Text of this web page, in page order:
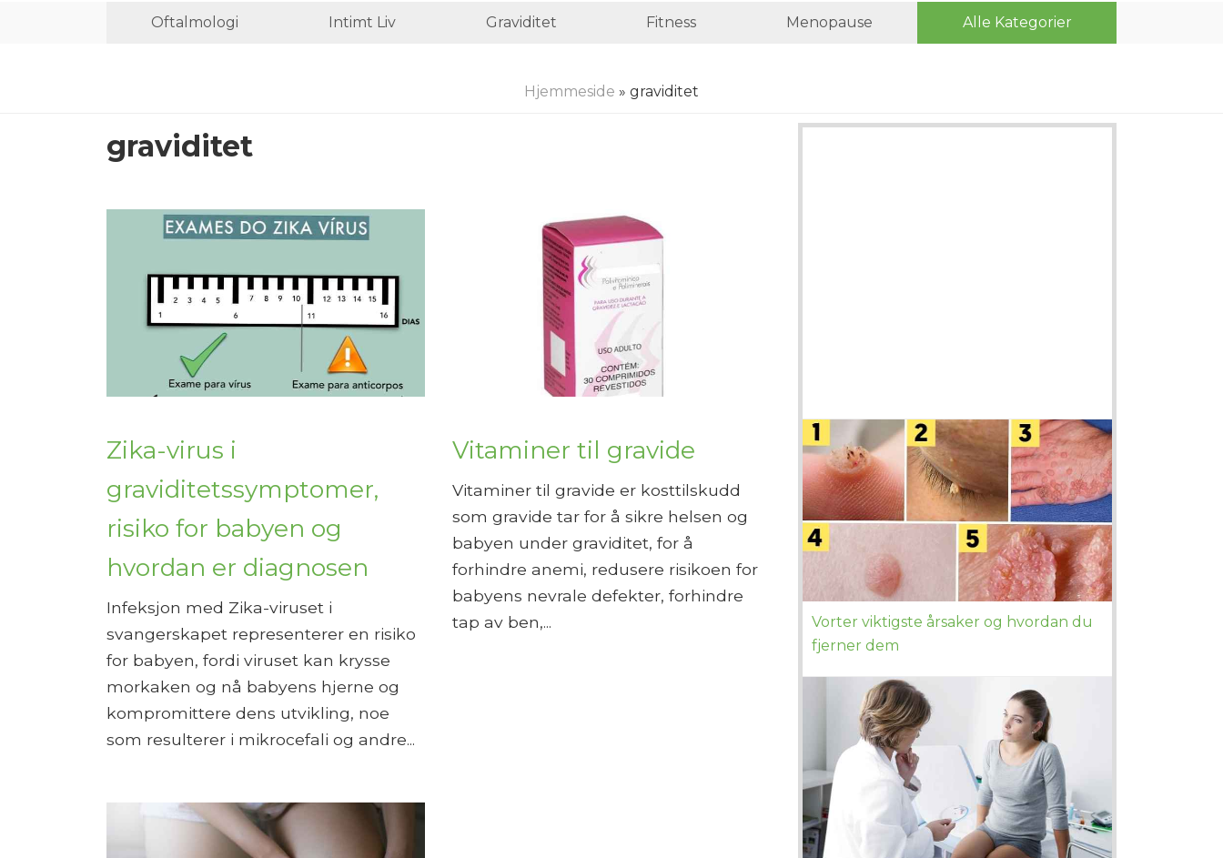
Oftalmologi Intimt Liv Graviditet Fitness Menopause Alle Kategorier
Hjemmeside » graviditet
graviditet
Zika-virus i
graviditetssymptomer,
risiko for babyen og
hvordan er diagnosen
Infeksjon med Zika-viruset i
svangerskapet representerer en risiko
for babyen, fordi viruset kan krysse
morkaken og nå babyens hjerne og
kompromittere dens utvikling, noe
som resulterer i mikrocefali og andre...
Vitaminer til gravide
Vitaminer til gravide er kosttilskudd
som gravide tar for å sikre helsen og
babyen under graviditet, for å
forhindre anemi, redusere risikoen for
babyens nevrale defekter, forhindre
tap av ben,...
Vorter viktigste årsaker og hvordan du
fjerner dem